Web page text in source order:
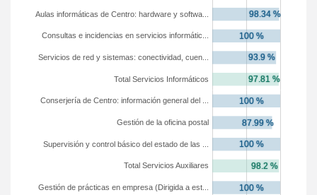
Gestión de prácticas en empresa (Dirigida a est...
Total Servicios Auxiliares
Supervisión y control básico del estado de las ...
Gestión de la oficina postal
Conserjería de Centro: información general del ...
Total Servicios Informáticos
Servicios de red y sistemas: conectividad, cuen...
Consultas e incidencias en servicios informátic...
Aulas informáticas de Centro: hardware y softwa...